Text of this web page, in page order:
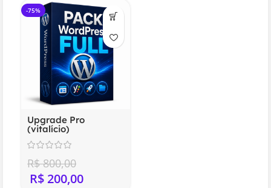
-75%
Upgrade Pro
(vitalício)
R$800,00
R$ 200,00